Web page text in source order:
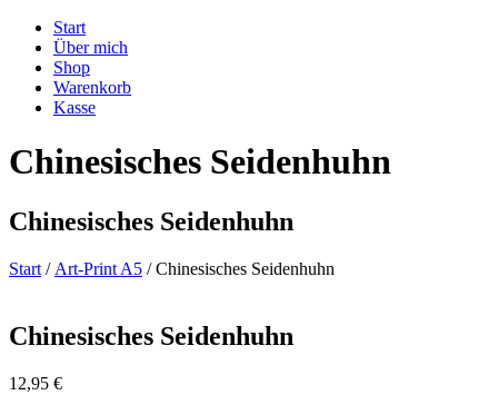
Start
Über mich
Shop
Warenkorb
Kasse
Chinesisches Seidenhuhn
Chinesisches Seidenhuhn
Start / Art-Print A5 / Chinesisches Seidenhuhn
Chinesisches Seidenhuhn
12,95 €